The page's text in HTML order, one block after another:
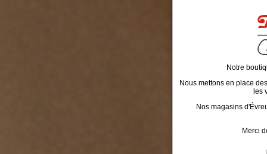
Notre
Nous mettons en place
les
Nos magasins
Merci